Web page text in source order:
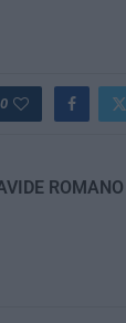
0
ROMANO